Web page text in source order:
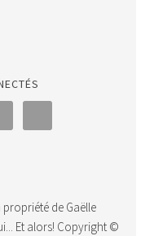
de Gaëlle
Et alors! Copyright ©